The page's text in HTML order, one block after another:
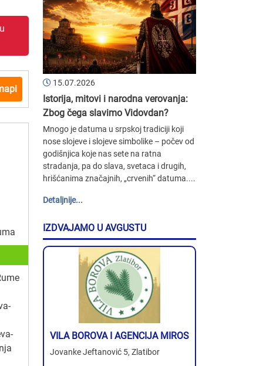
15.07.2026
Istorija, mitovi i narodna verovanja:
Zbog čega slavimo Vidovdan?
Mnogo je datuma u srpskoj tradiciji koji
nose slojeve i slojeve simbolike – počev od
godišnjica koje nas sete na ratna
stradanja, pa do slava, svetaca i drugih,
hrišćanima značajnih, „crvenih“ datuma....
Detaljnije...
IZDVAJAMO U AVGUSTU
VILA BOROVA I AGENCIJA MIROS
Jovanke Jeftanović 5, Zlatibor